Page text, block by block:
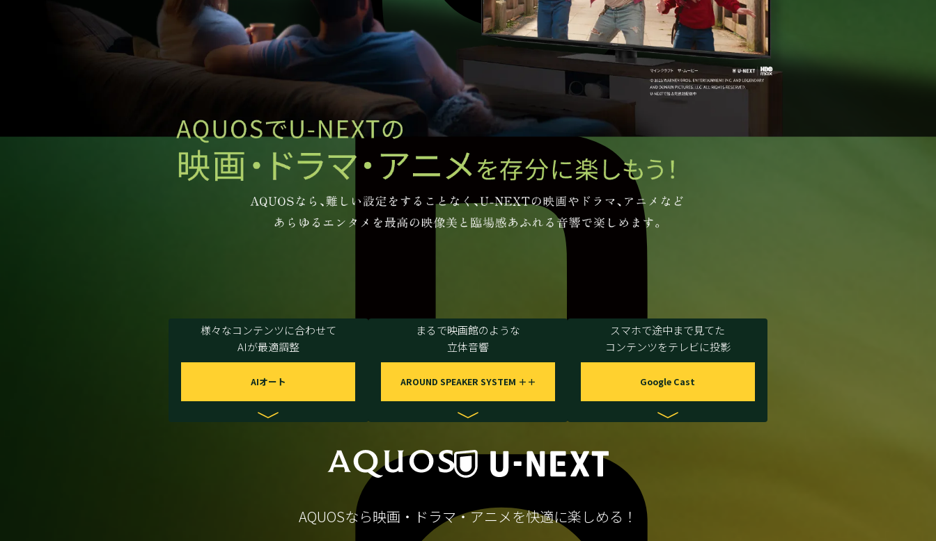
様々なコンテンツに合わせて
AIが最適調整
AIオート
まるで映画館のような
立体音響
AROUND SPEAKER SYSTEM ＋＋
スマホで途中まで見てた
コンテンツをテレビに投影
Google Cast
AQUOSなら映画・ドラマ・アニメを快適に楽しめる！